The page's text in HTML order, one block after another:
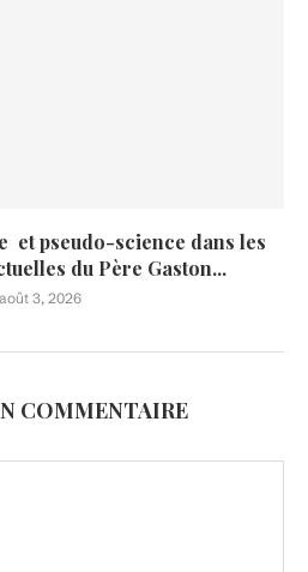
et pseudo-science dans les
du Père Gaston...
août 3, 2026
COMMENTAIRE